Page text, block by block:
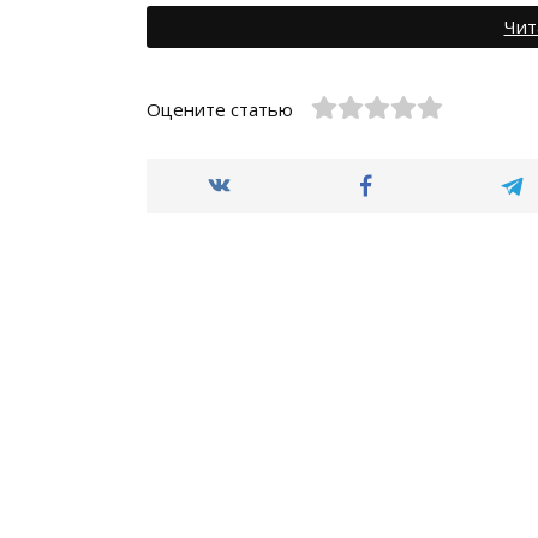
Оцените статью